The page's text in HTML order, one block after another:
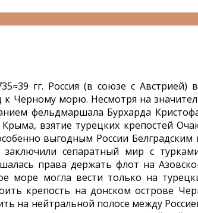
гг. Россия (в союзе с Австрией)
Черному морю. Несмотря на
фельдмаршала Бурхарда
взятие турецких крепостей
выгодным России
заключили сепаратный мир с
права держать флот на
море могла вести только на
крепость на донском острове
на нейтральной полосе между